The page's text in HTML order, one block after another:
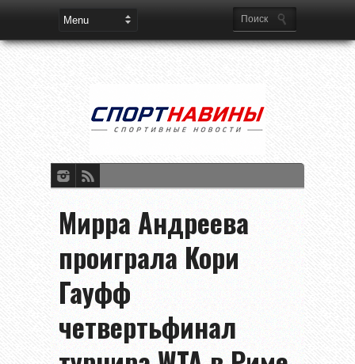
Мирра Андреева
проиграла Кори
Гауфф
четвертьфинал